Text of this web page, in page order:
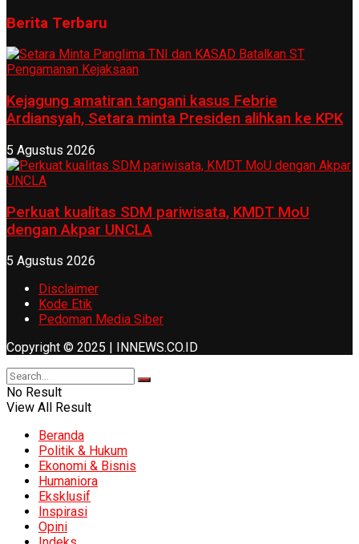
Berita Terbaru
Kejagung amatiran tangani kasus Febrie
Ardiansyah, Setara minta Presiden alihkan ke KPK
5 Agustus 2026
Perkuat kualitas SDM pariwisata, KMDT MoU
dengan Akpar UNCLA
5 Agustus 2026
Disclaimer
Kode Etik
Pedoman Media Siber
Copyright © 2025 | INNEWS.CO.ID
No Result
View All Result
Beranda
Politik & Hukum
Ekonomi & Bisnis
Humaniora
Eksklusif
Inspirasi
Opini